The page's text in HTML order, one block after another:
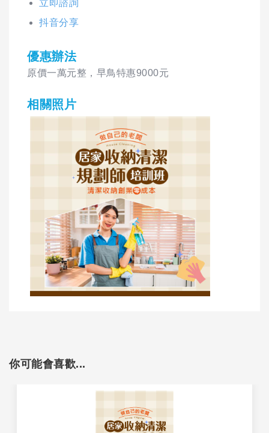
立即諮詢
抖音分享
優惠辦法
原價一萬元整，早鳥特惠9000元
相關照片
你可能會喜歡...